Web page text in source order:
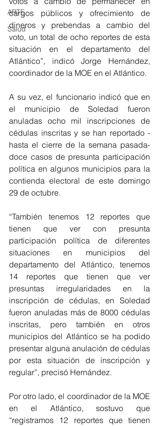
ARTE
Salud
cargos públicos y ofrecimiento de
dineros y prebendas a cambio del
voto, un total de ocho reportes de esta
situación en el departamento del
Atlántico”, indicó Jorge Hernández,
coordinador de la MOE en el Atlántico.
A su vez, el funcionario indicó que en
el municipio de Soledad fueron
anuladas ocho mil inscripciones de
cédulas inscritas y se han reportado -
hasta el cierre de la semana pasada-
doce casos de presunta participación
política en algunos municipios para la
contienda electoral de este domingo
29 de octubre.
“También tenemos 12 reportes que
tienen que ver con presunta
participación política de diferentes
situaciones en municipios del
departamento del Atlántico, tenemos
14 reportes que tienen que ver
presuntas irregularidades en la
inscripción de cédulas, en Soledad
fueron anuladas más de 8000 cédulas
inscritas, pero también en otros
municipios del Atlántico se ha podido
presentar alguna anulación de cédulas
por esta situación de inscripción y
regular”, precisó Hernández.
Por otro lado, el coordinador de la MOE
en el Atlántico, sostuvo que
“registramos 12 reportes que tienen